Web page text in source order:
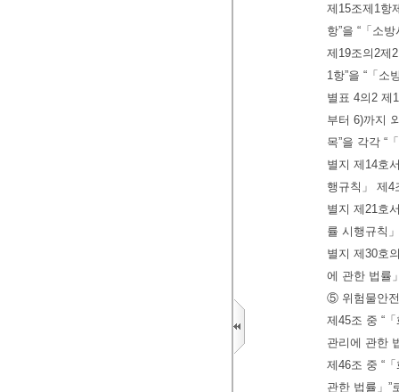
제15조제1항
항”을 “「소
제19조의2제
1항”을 “「소
별표 4의2 제
부터 6)까지
목”을 각각 “
별지 제14호
행규칙」 제4
별지 제21호
률 시행규칙
별지 제30호
에 관한 법률
⑤ 위험물안
제45조 중 “
관리에 관한
제46조 중 “
관한 법률」”